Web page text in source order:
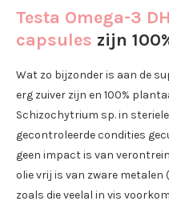
Testa Omega-3
capsules zijn
Wat zo bijzonder is aan de
erg zuiver zijn en 100%
Schizochytrium sp. in
gecontroleerde condities
geen impact is van
olie vrij is van zware metalen
zoals die veelal in vis